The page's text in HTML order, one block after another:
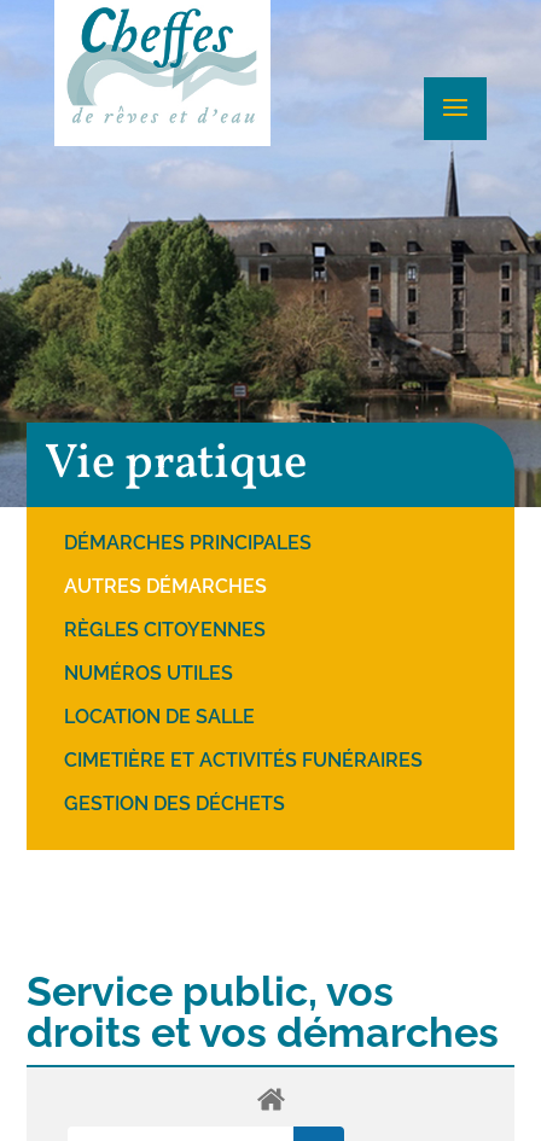
Vie pratique
DÉMARCHES PRINCIPALES
AUTRES DÉMARCHES
RÈGLES CITOYENNES
NUMÉROS UTILES
LOCATION DE SALLE
CIMETIÈRE ET ACTIVITÉS FUNÉRAIRES
GESTION DES DÉCHETS
Service public, vos
droits et vos démarches